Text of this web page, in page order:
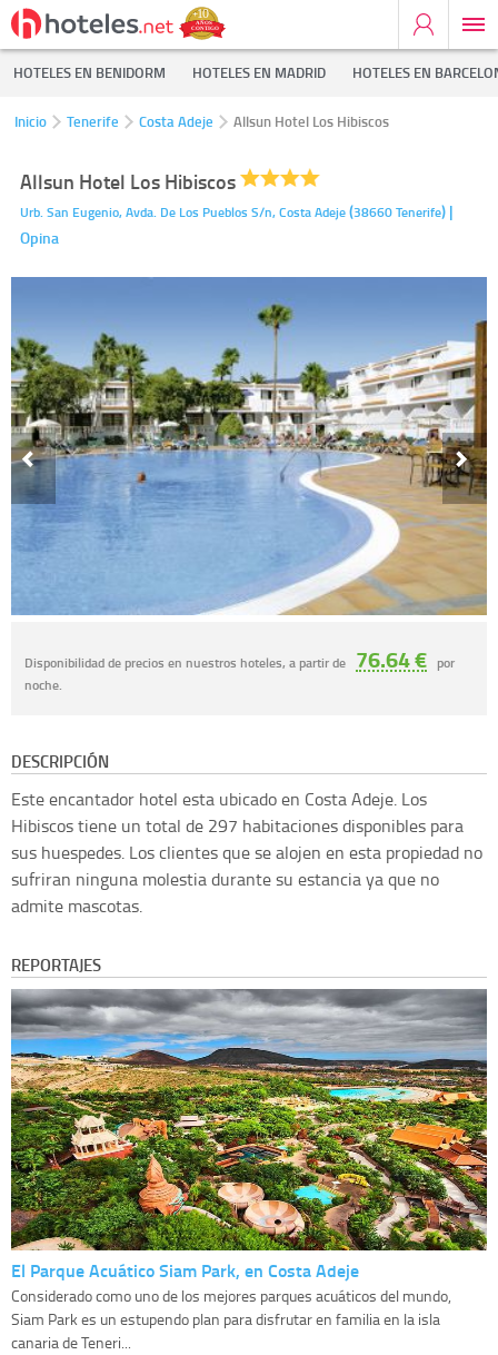
HOTELES EN BENIDORM HOTELES EN MADRID HOTELES EN
Inicio Tenerife Costa Adeje Allsun Hotel Los Hibiscos
Allsun Hotel Los Hibiscos
Urb. San Eugenio, Avda. De Los Pueblos S/n,Costa Adeje(38660Tenerife) |
Opina
Disponibilidad de precios en nuestros hoteles, a partir de 76.64 € por
noche.
DESCRIPCIÓN
Este encantador hotel esta ubicado en Costa Adeje. Los
Hibiscos tiene un total de 297 habitaciones disponibles para
sus huespedes. Los clientes que se alojen en esta propiedad no
sufriran ninguna molestia durante su estancia ya que no
admite mascotas.
REPORTAJES
El Parque Acuático Siam Park, en Costa Adeje
Considerado como uno de los mejores parques acuáticos del mundo,
Siam Park es un estupendo plan para disfrutar en familia en la isla
canaria de Teneri...